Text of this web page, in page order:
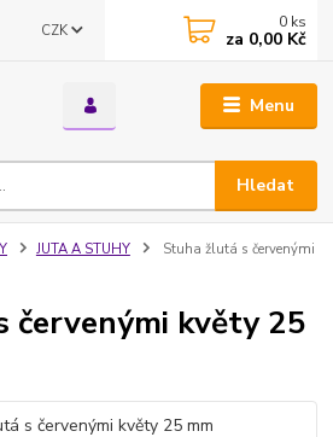
Menu
CZK
Hledat
0 ks
za 0,00 Kč
JUTA A STUHY
Stuha žlutá s červenými
červenými květy 25